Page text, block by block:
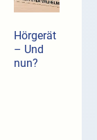
Hörgerät
– Und
nun?